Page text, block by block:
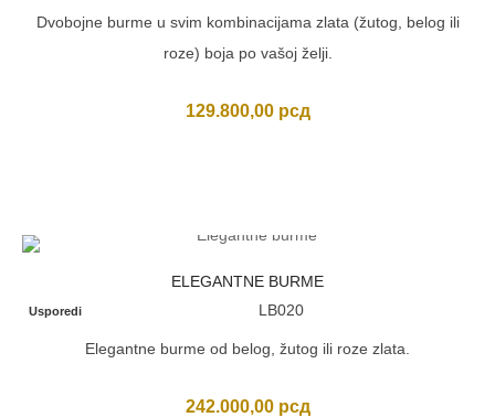
Dvobojne burme u svim kombinacijama zlata (žutog, belog ili
roze) boja po vašoj želji.
129.800,00 рсд
ELEGANTNE BURME
Usporedi LB020
Elegantne burme od belog, žutog ili roze zlata.
242.000,00 рсд